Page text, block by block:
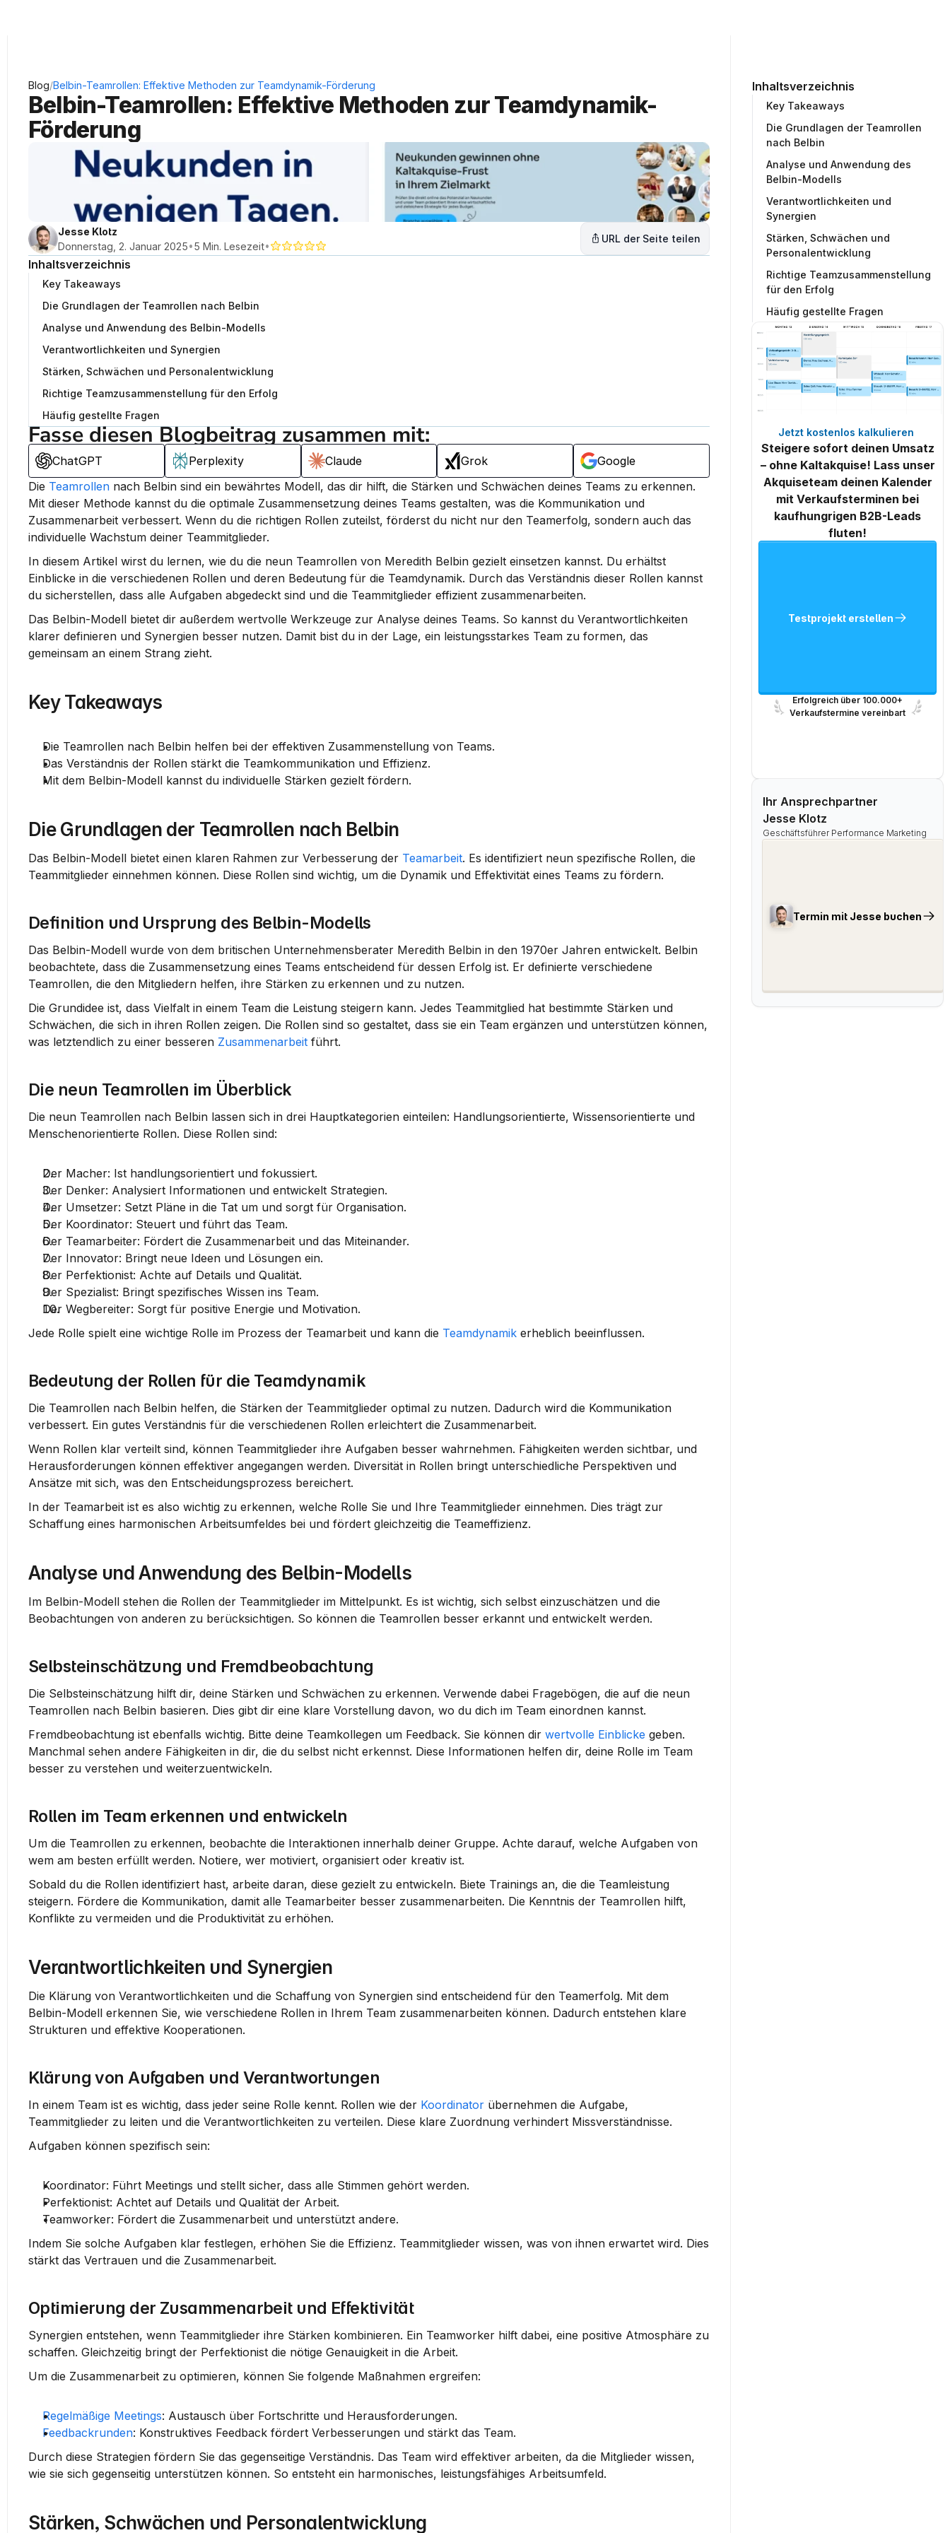
Inhaltsverzeichnis
Key Takeaways
Die Grundlagen der Teamrollen
nach Belbin
Analyse und Anwendung des
Belbin-Modells
Verantwortlichkeiten und
Synergien
Stärken, Schwächen und
Personalentwicklung
Richtige Teamzusammenstellung
für den Erfolg
Häufig gestellte Fragen
Jetzt kostenlos kalkulieren
Steigere sofort deinen Umsatz
– ohne Kaltakquise! Lass unser
Akquiseteam deinen Kalender
mit Verkaufsterminen bei
kaufhungrigen B2B-Leads
fluten!
Testprojekt erstellen
Erfolgreich über 100.000+
Verkaufstermine vereinbart
Ihr Ansprechpartner
Jesse Klotz
Geschäftsführer Performance Marketing
Termin mit Jesse buchen
Blog/Belbin-Teamrollen: Effektive Methoden zur Teamdynamik-Förderung
Belbin-Teamrollen: Effektive Methoden zur Teamdynamik-
Förderung
Jesse Klotz
Donnerstag, 2. Januar 2025•5 Min. Lesezeit•
URL der Seite teilen
Inhaltsverzeichnis
Key Takeaways
Die Grundlagen der Teamrollen nach Belbin
Analyse und Anwendung des Belbin-Modells
Verantwortlichkeiten und Synergien
Stärken, Schwächen und Personalentwicklung
Richtige Teamzusammenstellung für den Erfolg
Häufig gestellte Fragen
Fasse diesen Blogbeitrag zusammen mit:
ChatGPT Perplexity Claude Grok
Google
Die Teamrollen
Mit dieser Methode kannst du die optimale Zusammensetzung deines Teams gestalten, was die Kommunikation und
Zusammenarbeit verbessert. Wenn du die richtigen Rollen zuteilst, förderst du nicht nur den Teamerfolg, sondern auch das
individuelle Wachstum deiner Teammitglieder.
In diesem Artikel wirst du lernen, wie du die neun Teamrollen von Meredith Belbin gezielt einsetzen kannst. Du erhältst
Einblicke in die verschiedenen Rollen und deren Bedeutung für die Teamdynamik. Durch das Verständnis dieser Rollen kannst
du sicherstellen, dass alle Aufgaben abgedeckt sind und die Teammitglieder effizient zusammenarbeiten.
Das Belbin-Modell bietet dir außerdem wertvolle Werkzeuge zur Analyse deines Teams. So kannst du Verantwortlichkeiten
klarer definieren und Synergien besser nutzen. Damit bist du in der Lage, ein leistungsstarkes Team zu formen, das
gemeinsam an einem Strang zieht.
Key Takeaways
Die Teamrollen nach Belbin helfen bei der effektiven Zusammenstellung von Teams.
Das Verständnis der Rollen stärkt die Teamkommunikation und Effizienz.
Mit dem Belbin-Modell kannst du individuelle Stärken gezielt fördern.
Die Grundlagen der Teamrollen nach Belbin
Das Belbin-Modell bietet einen klaren Rahmen zur Verbesserung der Teamarbeit. Es identifiziert neun spezifische Rollen, die
Teammitglieder einnehmen können. Diese Rollen sind wichtig, um die Dynamik und Effektivität eines Teams zu fördern.
Definition und Ursprung des Belbin-Modells
Das Belbin-Modell wurde von dem britischen Unternehmensberater Meredith Belbin in den 1970er Jahren entwickelt. Belbin
beobachtete, dass die Zusammensetzung eines Teams entscheidend für dessen Erfolg ist. Er definierte verschiedene
Teamrollen, die den Mitgliedern helfen, ihre Stärken zu erkennen und zu nutzen.
Die Grundidee ist, dass Vielfalt in einem Team die Leistung steigern kann. Jedes Teammitglied hat bestimmte Stärken und
Schwächen, die sich in ihren Rollen zeigen. Die Rollen sind so gestaltet, dass sie ein Team ergänzen und unterstützen können,
was letztendlich zu einer besseren Zusammenarbeit führt.
Die neun Teamrollen im Überblick
Die neun Teamrollen nach Belbin lassen sich in drei Hauptkategorien einteilen: Handlungsorientierte, Wissensorientierte und
Menschenorientierte Rollen. Diese Rollen sind:
Der Macher: Ist handlungsorientiert und fokussiert.
Der Denker: Analysiert Informationen und entwickelt Strategien.
Der Umsetzer: Setzt Pläne in die Tat um und sorgt für Organisation.
Der Koordinator: Steuert und führt das Team.
Der Teamarbeiter: Fördert die Zusammenarbeit und das Miteinander.
Der Innovator: Bringt neue Ideen und Lösungen ein.
Der Perfektionist: Achte auf Details und Qualität.
Der Spezialist: Bringt spezifisches Wissen ins Team.
Der Wegbereiter: Sorgt für positive Energie und Motivation.
Jede Rolle spielt eine wichtige Rolle im Prozess der Teamarbeit und kann die Teamdynamik erheblich beeinflussen.
Bedeutung der Rollen für die Teamdynamik
Die Teamrollen nach Belbin helfen, die Stärken der Teammitglieder optimal zu nutzen. Dadurch wird die Kommunikation
verbessert. Ein gutes Verständnis für die verschiedenen Rollen erleichtert die Zusammenarbeit.
Wenn Rollen klar verteilt sind, können Teammitglieder ihre Aufgaben besser wahrnehmen. Fähigkeiten werden sichtbar, und
Herausforderungen können effektiver angegangen werden. Diversität in Rollen bringt unterschiedliche Perspektiven und
Ansätze mit sich, was den Entscheidungsprozess bereichert.
In der Teamarbeit ist es also wichtig zu erkennen, welche Rolle Sie und Ihre Teammitglieder einnehmen. Dies trägt zur
Schaffung eines harmonischen Arbeitsumfeldes bei und fördert gleichzeitig die Teameffizienz.
Analyse und Anwendung des Belbin-Modells
Im Belbin-Modell stehen die Rollen der Teammitglieder im Mittelpunkt. Es ist wichtig, sich selbst einzuschätzen und die
Beobachtungen von anderen zu berücksichtigen. So können die Teamrollen besser erkannt und entwickelt werden.
Selbsteinschätzung und Fremdbeobachtung
Die Selbsteinschätzung hilft dir, deine Stärken und Schwächen zu erkennen. Verwende dabei Fragebögen, die auf die neun
Teamrollen nach Belbin basieren. Dies gibt dir eine klare Vorstellung davon, wo du dich im Team einordnen kannst.
Fremdbeobachtung ist ebenfalls wichtig. Bitte deine Teamkollegen um Feedback. Sie können dir wertvolle Einblicke geben.
Manchmal sehen andere Fähigkeiten in dir, die du selbst nicht erkennst. Diese Informationen helfen dir, deine Rolle im Team
besser zu verstehen und weiterzuentwickeln.
Rollen im Team erkennen und entwickeln
Um die Teamrollen zu erkennen, beobachte die Interaktionen innerhalb deiner Gruppe. Achte darauf, welche Aufgaben von
wem am besten erfüllt werden. Notiere, wer motiviert, organisiert oder kreativ ist.
Sobald du die Rollen identifiziert hast, arbeite daran, diese gezielt zu entwickeln. Biete Trainings an, die die Teamleistung
steigern. Fördere die Kommunikation, damit alle Teamarbeiter besser zusammenarbeiten. Die Kenntnis der Teamrollen hilft,
Konflikte zu vermeiden und die Produktivität zu erhöhen.
Verantwortlichkeiten und Synergien
Die Klärung von Verantwortlichkeiten und die Schaffung von Synergien sind entscheidend für den Teamerfolg. Mit dem
Belbin-Modell erkennen Sie, wie verschiedene Rollen in Ihrem Team zusammenarbeiten können. Dadurch entstehen klare
Strukturen und effektive Kooperationen.
Klärung von Aufgaben und Verantwortungen
In einem Team ist es wichtig, dass jeder seine Rolle kennt. Rollen wie der Koordinator übernehmen die Aufgabe,
Teammitglieder zu leiten und die Verantwortlichkeiten zu verteilen. Diese klare Zuordnung verhindert Missverständnisse.
Aufgaben können spezifisch sein:
Koordinator: Führt Meetings und stellt sicher, dass alle Stimmen gehört werden.
Perfektionist: Achtet auf Details und Qualität der Arbeit.
Teamworker: Fördert die Zusammenarbeit und unterstützt andere.
Indem Sie solche Aufgaben klar festlegen, erhöhen Sie die Effizienz. Teammitglieder wissen, was von ihnen erwartet wird. Dies
stärkt das Vertrauen und die Zusammenarbeit.
Optimierung der Zusammenarbeit und Effektivität
Synergien entstehen, wenn Teammitglieder ihre Stärken kombinieren. Ein Teamworker hilft dabei, eine positive Atmosphäre zu
schaffen. Gleichzeitig bringt der Perfektionist die nötige Genauigkeit in die Arbeit.
Um die Zusammenarbeit zu optimieren, können Sie folgende Maßnahmen ergreifen:
Regelmäßige Meetings: Austausch über Fortschritte und Herausforderungen.
Feedbackrunden: Konstruktives Feedback fördert Verbesserungen und stärkt das Team.
Durch diese Strategien fördern Sie das gegenseitige Verständnis. Das Team wird effektiver arbeiten, da die Mitglieder wissen,
wie sie sich gegenseitig unterstützen können. So entsteht ein harmonisches, leistungsfähiges Arbeitsumfeld.
Stärken, Schwächen und Personalentwicklung